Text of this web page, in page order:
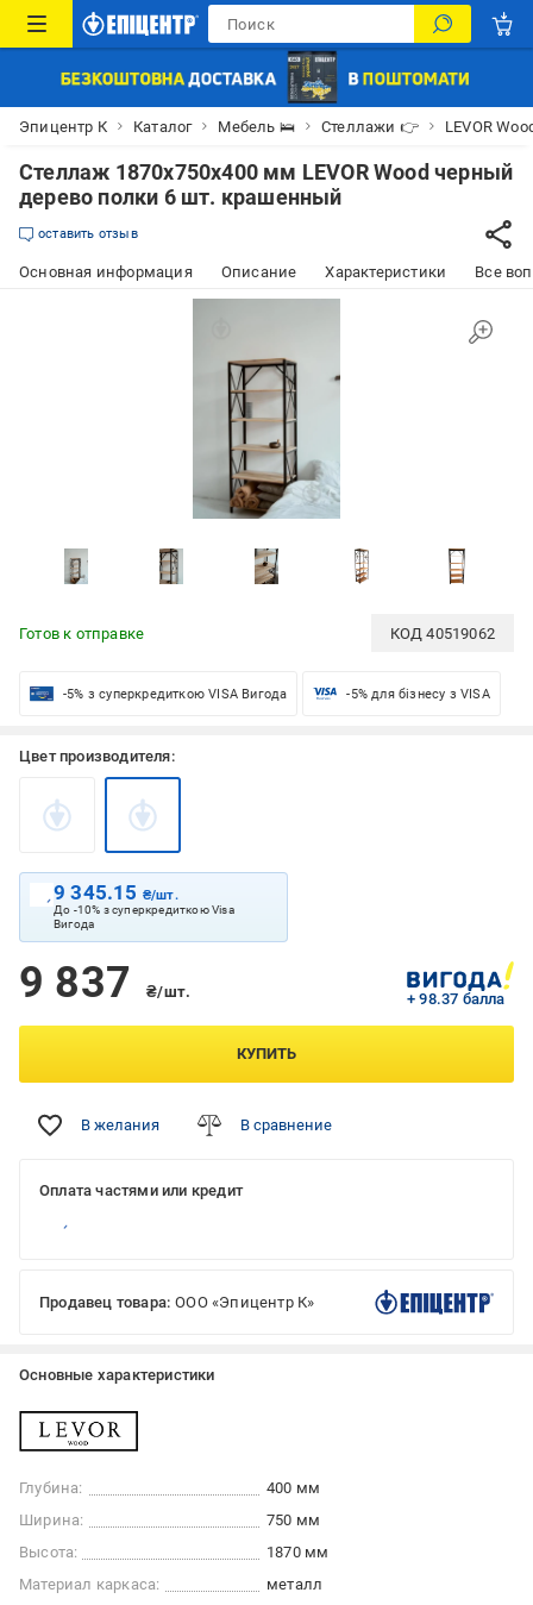
Эпицентр К Каталог Мебель 🛌 Стеллажи 👉 LEVOR
Стеллаж 1870x750x400 мм LEVOR Wood черный
дерево полки 6 шт. крашенный
оставить отзыв
Основная информация Описание Характеристики Все
Готов к отправке КОД40519062
-5% з суперкредиткою VISA Вигода -5% для бізнесу з VISA
Цвет производителя:
9 345.15 ₴/шт.
До -10% з суперкредиткою Visa
Вигода
9 837 ₴/шт. + 98.37 балла
КУПИТЬ
В желания В сравнение
Оплата частями или кредит
Продавец товара: ООО «Эпицентр К»
Основные характеристики
Глубина:
400 мм
Ширина:
750 мм
Высота:
1870 мм
Материал каркаса:
металл